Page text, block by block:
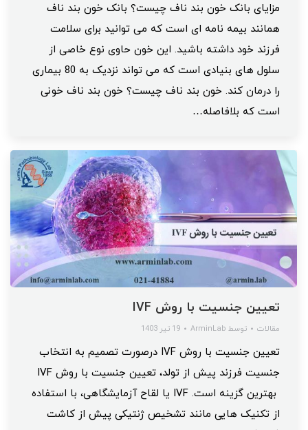
مزایای بانک خون بند ناف چیست؟ بانک خون بند ناف
همانند بیمه نامه ای است که می توانید برای سلامت
فرزند خود داشته باشید. این خون حاوی نوع خاصی از
سلول های بنیادی است که می تواند نزدیک به 80 بیماری
را درمان کند. خون بند ناف چیست؟ خون بند ناف خونی
است که بلافاصله…
تعیین جنسیت با روش IVF
مقالات توسط ArminLab 19 تیر 1403
تعیین جنسیت با روش IVF درصورت تصمیم به انتخاب
جنسیت فرزند پیش از تولد، تعیین جنسیت با روش IVF
بهترین گزینه است. IVF یا لقاح آزمایشگاهی، با استفاده
از تکنیک هایی مانند تشخیص ژنتیکی پیش از کاشت